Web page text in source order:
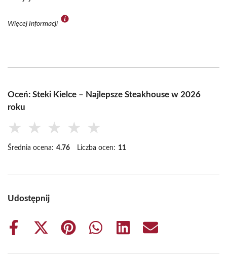
Więcej Informacji
Oceń: Steki Kielce – Najlepsze Steakhouse w 2026
roku
★ ★ ★ ★ ★
Średnia ocena: 4.76 Liczba ocen: 11
Udostępnij
Share
Share
(Twitter)
Share
Share
Share
Share